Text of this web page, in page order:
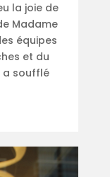
la joie de
Madame
équipes
et du
a soufflé